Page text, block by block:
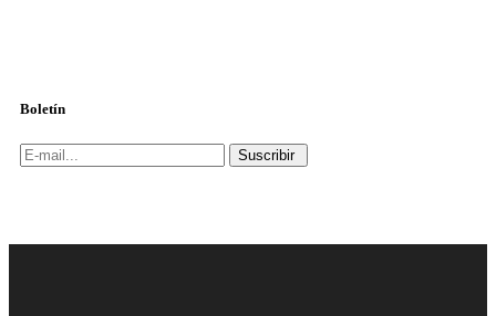
Boletín
Suscribir